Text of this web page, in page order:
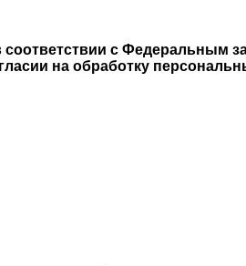
с Федеральным
на обработку